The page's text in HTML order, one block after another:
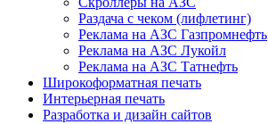
Раздача с чеком (лифлетинг)
Реклама на АЗС Газпромнефть
Реклама на АЗС Лукойл
Реклама на АЗС Татнефть
Широкоформатная печать
Интерьерная печать
Разработка и дизайн сайтов